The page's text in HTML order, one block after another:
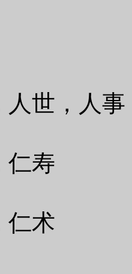
人世，人
仁寿
仁术